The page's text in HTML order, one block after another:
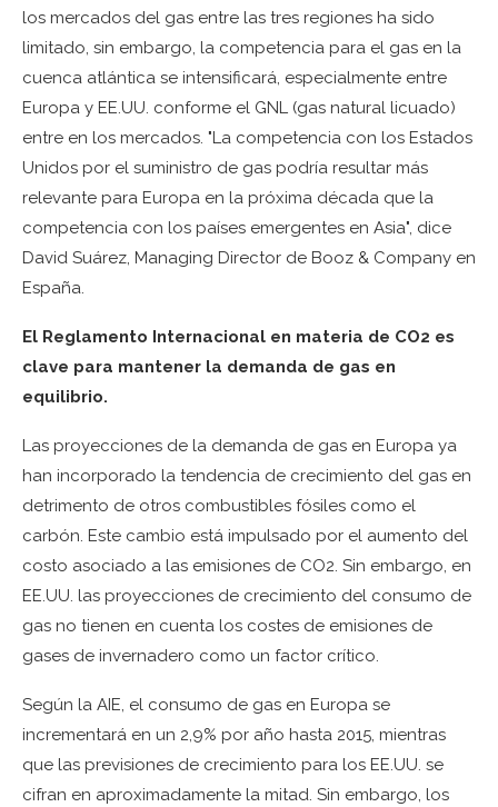
los mercados del gas entre las tres regiones ha sido
limitado, sin embargo, la competencia para el gas en la
cuenca atlántica se intensificará, especialmente entre
Europa y EE.UU. conforme el GNL (gas natural licuado)
entre en los mercados. "La competencia con los Estados
Unidos por el suministro de gas podría resultar más
relevante para Europa en la próxima década que la
competencia con los países emergentes en Asia", dice
David Suárez, Managing Director de Booz & Company en
España.
El Reglamento Internacional en materia de CO2 es
clave para mantener la demanda de gas en
equilibrio.
Las proyecciones de la demanda de gas en Europa ya
han incorporado la tendencia de crecimiento del gas en
detrimento de otros combustibles fósiles como el
carbón. Este cambio está impulsado por el aumento del
costo asociado a las emisiones de CO2. Sin embargo, en
EE.UU. las proyecciones de crecimiento del consumo de
gas no tienen en cuenta los costes de emisiones de
gases de invernadero como un factor crítico.
Según la AIE, el consumo de gas en Europa se
incrementará en un 2,9% por año hasta 2015, mientras
que las previsiones de crecimiento para los EE.UU. se
cifran en aproximadamente la mitad. Sin embargo, los